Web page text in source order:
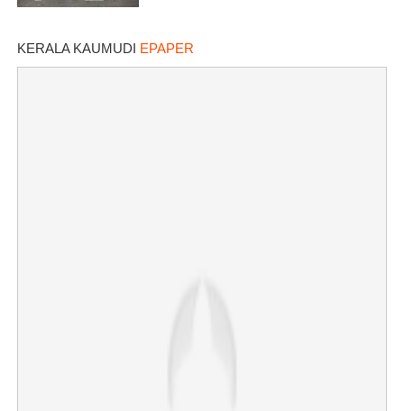
KERALA KAUMUDI EPAPER